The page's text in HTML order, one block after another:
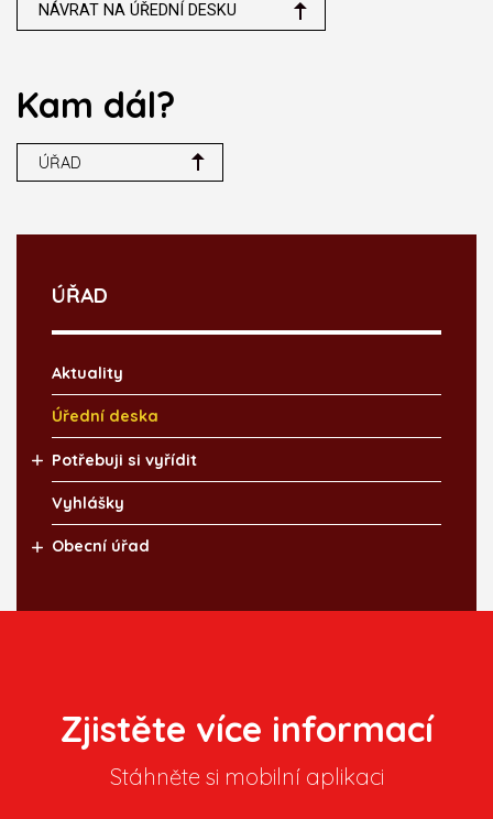
NÁVRAT NA ÚŘEDNÍ DESKU
Kam dál?
ÚŘAD
ÚŘAD
Aktuality
Úřední deska
Potřebuji si vyřídit
Vyhlášky
Obecní úřad
Zjistěte více informací
Stáhněte si mobilní aplikaci